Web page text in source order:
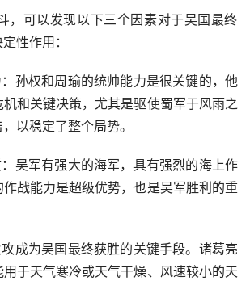
性作用：
和关键决策，尤其是驱使蜀军于风雨之
以稳定了整个局势。
战能力是超级优势，也是吴军胜利的重
于天气寒冷或天气干燥、风速较小的天